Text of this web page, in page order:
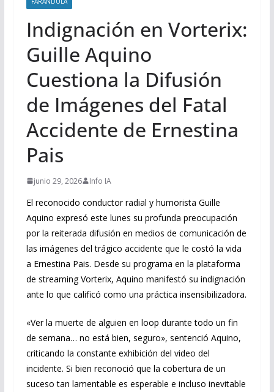
Indignación en Vorterix:
Guille Aquino
Cuestiona la Difusión
de Imágenes del Fatal
Accidente de Ernestina
Pais
junio 29, 2026 Info IA
El reconocido conductor radial y humorista Guille
Aquino expresó este lunes su profunda preocupación
por la reiterada difusión en medios de comunicación de
las imágenes del trágico accidente que le costó la vida
a Ernestina Pais. Desde su programa en la plataforma
de streaming Vorterix, Aquino manifestó su indignación
ante lo que calificó como una práctica insensibilizadora.
«Ver la muerte de alguien en loop durante todo un fin
de semana… no está bien, seguro», sentenció Aquino,
criticando la constante exhibición del video del
incidente. Si bien reconoció que la cobertura de un
suceso tan lamentable es esperable e incluso inevitable